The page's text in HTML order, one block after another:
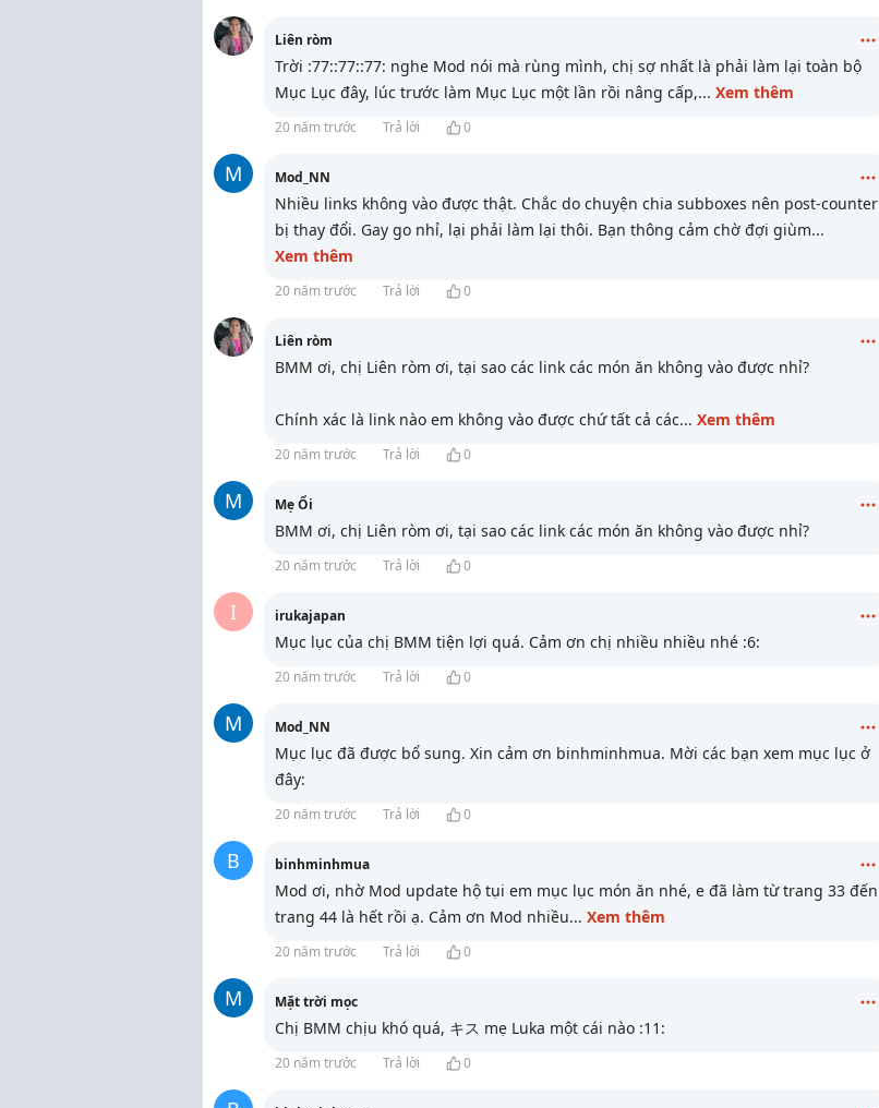
Liên ròm
Trời :77::77::77: nghe Mod nói mà rùng mình, chị sợ nhất là phải làm lại toàn bộ
Mục Lục đây, lúc trước làm Mục Lục một lần rồi nâng cấp,... Xem thêm
20 năm trước Trả lời 0
M Mod_NN
Nhiều links không vào được thật. Chắc do chuyện chia subboxes nên post-counter
bị thay đổi. Gay go nhỉ, lại phải làm lại thôi. Bạn thông cảm chờ đợi giùm...
Xem thêm
20 năm trước Trả lời 0
Liên ròm
BMM ơi, chị Liên ròm ơi, tại sao các link các món ăn không vào được nhỉ?
Chính xác là link nào em không vào được chứ tất cả các... Xem thêm
20 năm trước Trả lời 0
M Mẹ Ổi
BMM ơi, chị Liên ròm ơi, tại sao các link các món ăn không vào được nhỉ?
20 năm trước Trả lời 0
I irukajapan
Mục lục của chị BMM tiện lợi quá. Cảm ơn chị nhiều nhiều nhé :6:
20 năm trước Trả lời 0
M Mod_NN
Mục lục đã được bổ sung. Xin cảm ơn binhminhmua. Mời các bạn xem mục lục ở
đây:
20 năm trước Trả lời 0
B binhminhmua
Mod ơi, nhờ Mod update hộ tụi em mục lục món ăn nhé, e đã làm từ trang 33 đến
trang 44 là hết rồi ạ. Cảm ơn Mod nhiều... Xem thêm
20 năm trước Trả lời 0
M Mặt trời mọc
Chị BMM chịu khó quá, キス mẹ Luka một cái nào :11:
20 năm trước Trả lời 0